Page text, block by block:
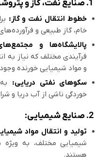
1. صنایع نفت، گاز و پتروشیمی:
خطوط انتقال نفت و گاز:
خام، گاز طبیعی و
پالایشگاه‌ها و
فرآیندی مختلف که نیاز به
و مواد شیمیایی خورنده
سکوهای نفتی دریایی:
خوردگی ناشی از آب دریا و
2. صنایع شیمیایی:
تولید و انتقال مواد
شیمیایی مختلف، به ویژه
هستند.